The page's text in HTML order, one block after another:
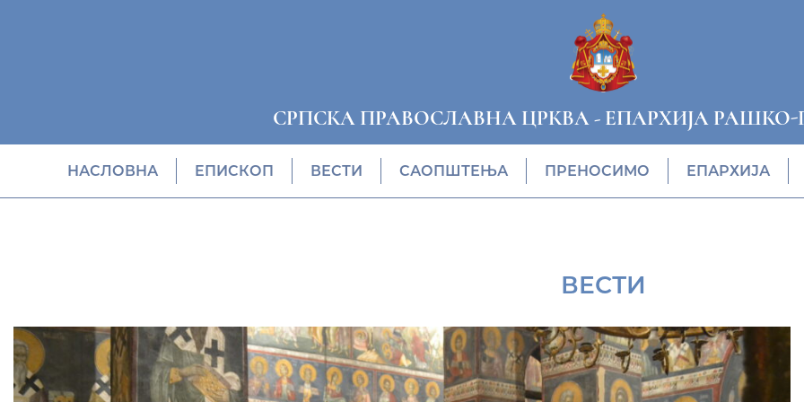
СРПСКА ПРАВОСЛАВНА ЦРКВА- ЕПАРХИЈА
НАСЛОВНА EПИСКОП ВЕСТИ САОПШТЕЊА ПРЕНОСИМО ЕПАРХИЈА
ВЕСТИ